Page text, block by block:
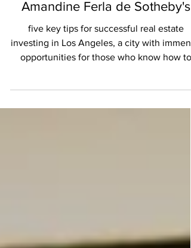
l’immobilier à Los Angeles par
Amandine Ferla de Sotheby's
five key tips for successful real estate
investing in Los Angeles, a city with
seize them.